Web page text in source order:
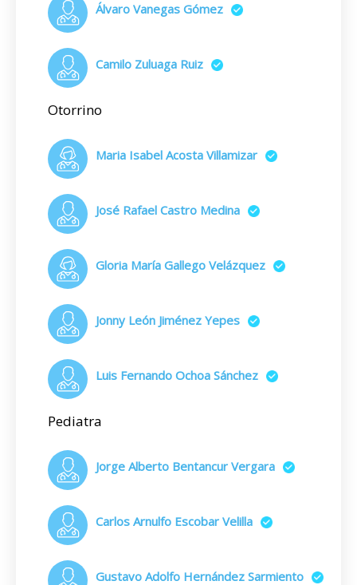
Álvaro Vanegas Gómez
Camilo Zuluaga Ruiz
Otorrino
Maria Isabel Acosta Villamizar
José Rafael Castro Medina
Gloria María Gallego Velázquez
Jonny León Jiménez Yepes
Luis Fernando Ochoa Sánchez
Pediatra
Jorge Alberto Bentancur Vergara
Carlos Arnulfo Escobar Velilla
Gustavo Adolfo Hernández Sarmiento